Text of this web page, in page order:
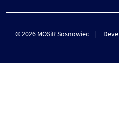
© 2026 MOSiR Sosnowiec